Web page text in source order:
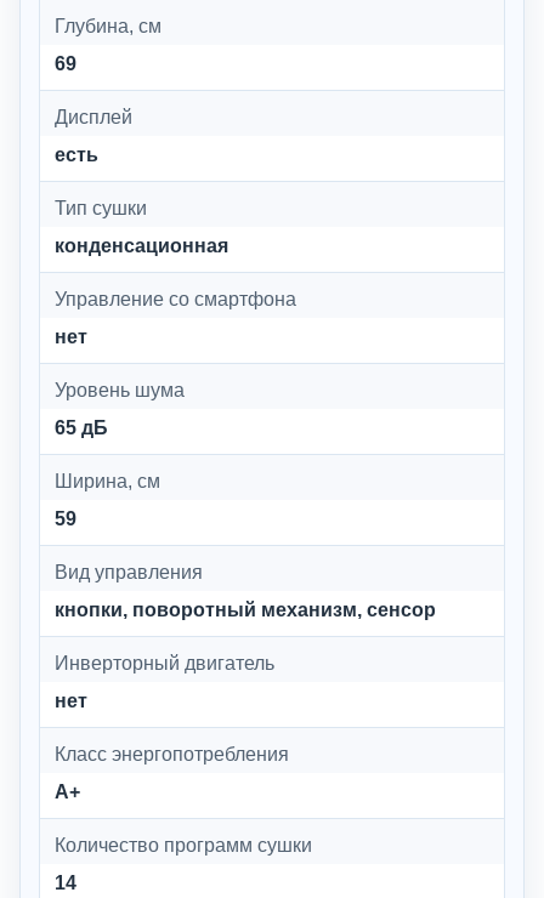
Глубина, см
69
Дисплей
есть
Тип сушки
конденсационная
Управление со смартфона
нет
Уровень шума
65 дБ
Ширина, см
59
Вид управления
кнопки, поворотный механизм, сенсор
Инверторный двигатель
нет
Класс энергопотребления
A+
Количество программ сушки
14